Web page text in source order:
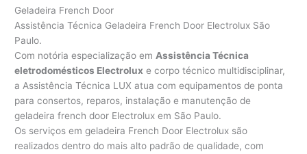
Geladeira French Door
Assistência Técnica Geladeira French Door Electrolux São
Paulo.
Com notória especialização em Assistência Técnica
eletrodomésticos Electrolux e corpo técnico multidisciplinar,
a Assistência Técnica LUX atua com equipamentos de ponta
para consertos, reparos, instalação e manutenção de
geladeira french door Electrolux em São Paulo.
Os serviços em geladeira French Door Electrolux são
realizados dentro do mais alto padrão de qualidade, com